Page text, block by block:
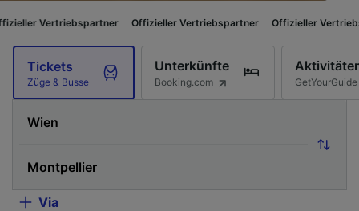
Offizieller Vertriebspartner Offizieller Vertriebspartner
Tickets
Züge & Busse
Unterkünfte
Booking.com GetYourGuide
Via